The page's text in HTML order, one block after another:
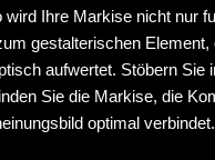
wird Ihre Markise nicht nur
gestalterischen Element,
aufwertet. Stöbern Sie
Sie die Markise, die
optimal verbindet.